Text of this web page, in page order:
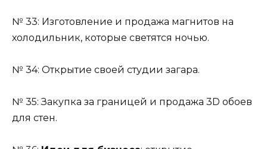
№ 33: Изготовление и продажа магнитов на
холодильник, которые светятся ночью.
№ 34: Открытие своей студии загара.
№ 35: Закупка за границей и продажа 3D обоев
для стен.